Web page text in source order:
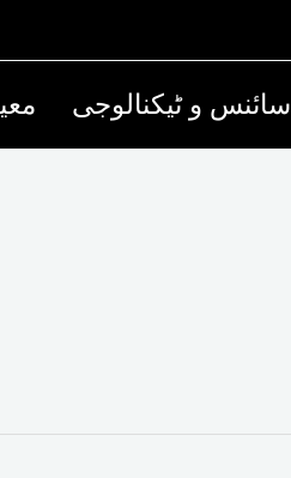
سائنس و ٹیکنالوجی